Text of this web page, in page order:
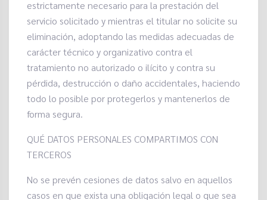
estrictamente necesario para la prestación del
servicio solicitado y mientras el titular no solicite su
eliminación, adoptando las medidas adecuadas de
carácter técnico y organizativo contra el
tratamiento no autorizado o ilícito y contra su
pérdida, destrucción o daño accidentales, haciendo
todo lo posible por protegerlos y mantenerlos de
forma segura.
QUÉ DATOS PERSONALES COMPARTIMOS CON
TERCEROS
No se prevén cesiones de datos salvo en aquellos
casos en que exista una obligación legal o que sea